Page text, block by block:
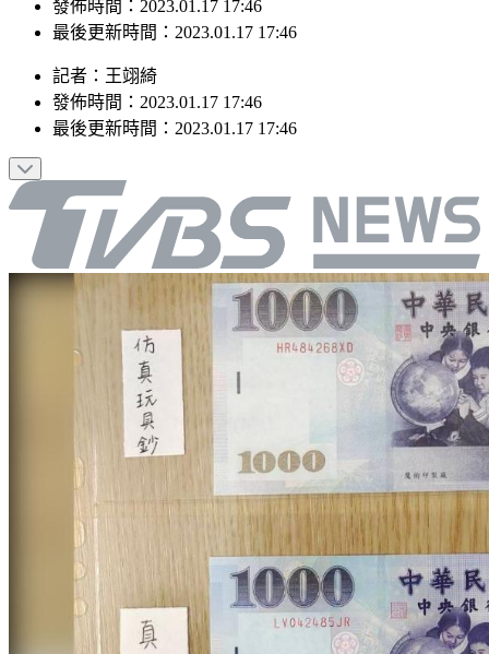
發佈時間：2023.01.17 17:46
最後更新時間：2023.01.17 17:46
記者 ： 王翊綺
發佈時間： 2023.01.17 17:46
最後更新時間： 2023.01.17 17:46